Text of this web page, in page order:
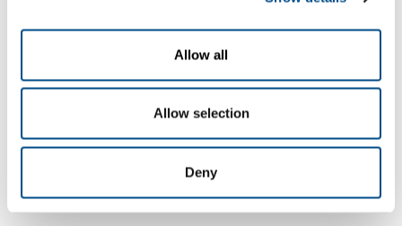
Allow all
Allow selection
Deny
Azoto- N2
Sectors of Application
Trattamento termico conto terzi